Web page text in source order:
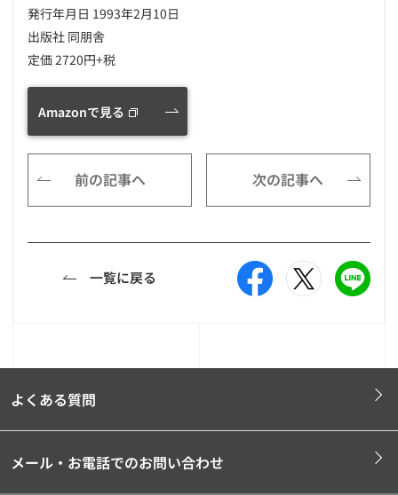
発行年月日 1993年2月10日
出版社 同朋舎
定価 2720円+税
Amazonで見る
前の記事へ 次の記事へ
一覧に戻る
よくある質問
メール・お電話でのお問い合わせ